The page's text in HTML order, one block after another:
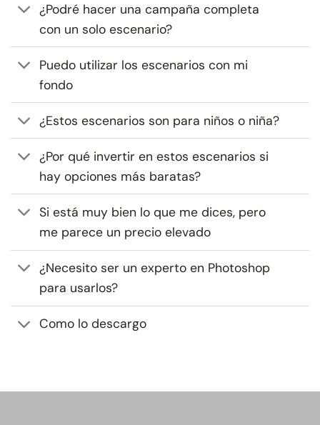
¿Podré hacer una campaña completa
con un solo escenario?
Puedo utilizar los escenarios con mi
fondo
¿Estos escenarios son para niños o niña?
¿Por qué invertir en estos escenarios si
hay opciones más baratas?
Si está muy bien lo que me dices, pero
me parece un precio elevado
¿Necesito ser un experto en Photoshop
para usarlos?
Como lo descargo